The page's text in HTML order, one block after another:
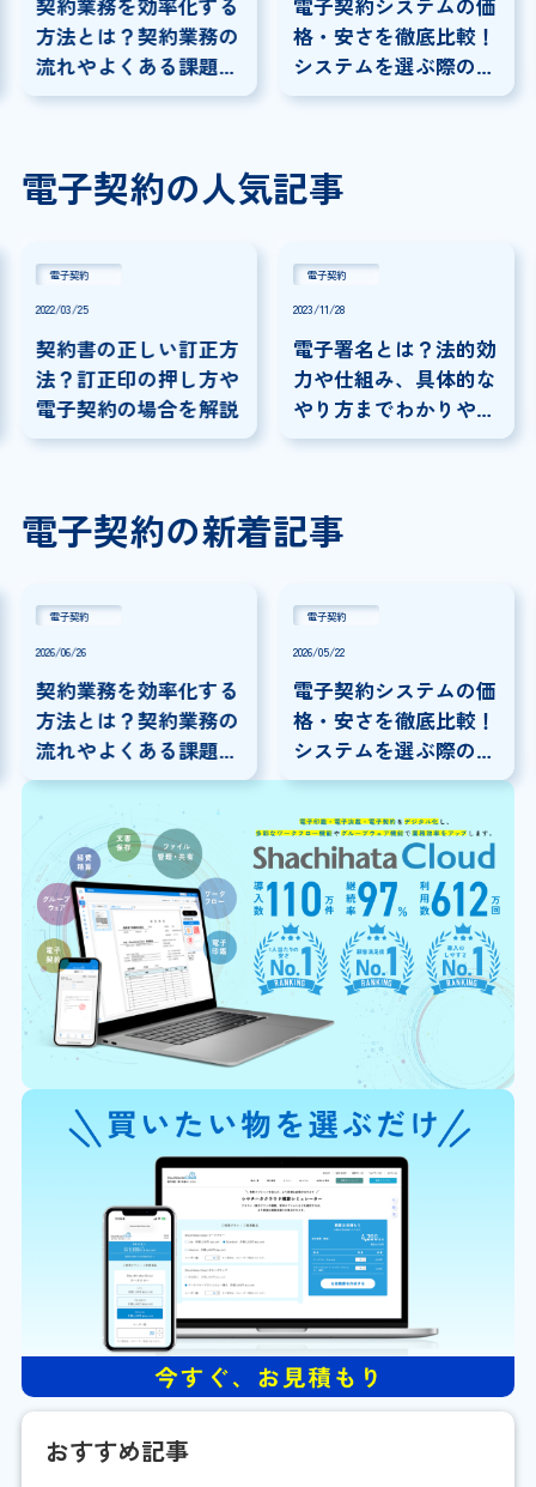
契約業務を効率化する
方法とは？契約業務の
流れやよくある課題に
ついて解説
電子契約システムの価
格・安さを徹底比較！
システムを選ぶ際の注
意点を解説
電子契約の人気記事
電子契約
2022/03/25
契約書の正しい訂正方
法？訂正印の押し方や
電子契約の場合を解説
電子契約
2023/11/28
電子署名とは？法的効
力や仕組み、具体的な
やり方までわかりやす
く解説
電子契約の新着記事
電子契約
2026/06/26
契約業務を効率化する
方法とは？契約業務の
流れやよくある課題に
ついて解説
電子契約
2026/05/22
電子契約システムの価
格・安さを徹底比較！
システムを選ぶ際の注
意点を解説
おすすめ記事